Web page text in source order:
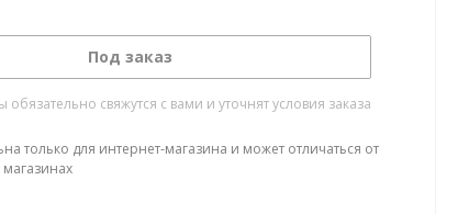
Под заказ
свяжутся с вами и уточнят условия заказа
только для интернет-магазина и может отличаться от